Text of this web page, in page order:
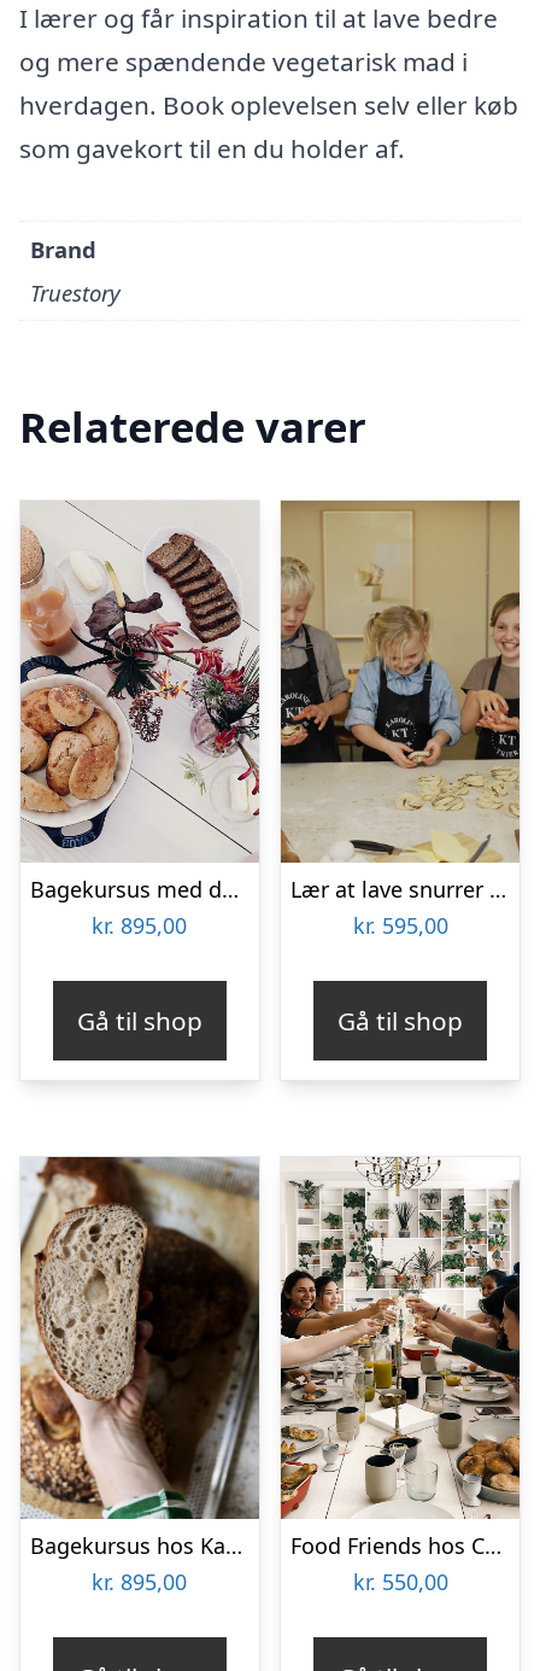
I lærer og får inspiration til at lave bedre
og mere spændende vegetarisk mad i
hverdagen. Book oplevelsen selv eller køb
som gavekort til en du holder af.
Brand
Truestory
Relaterede varer
Bagekursus med danske klassikere hos CPH Cooking Class
kr. 895,00
Gå til shop
Lær at lave snurrer på familie-bagekursus hos Karoline Trier
kr. 595,00
Gå til shop
Bagekursus hos Karoline Trier
kr. 895,00
Food Friends hos CPH Cooking Class
kr. 550,00